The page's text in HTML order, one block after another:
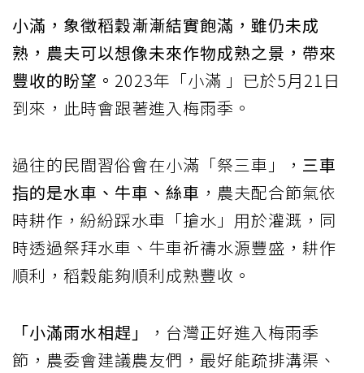
小滿，象徵稻穀漸漸結實飽滿，雖仍未成
熟，農夫可以想像未來作物成熟之景，帶來
豐收的盼望。 2023年「小滿 」已於5月21日
到來，此時會跟著進入梅雨季。
過往的民間習俗會在小滿「祭三車」， 三車
指的是水車、牛車、絲車 ，農夫配合節氣依
時耕作，紛紛踩水車「搶水」用於灌溉，同
時透過祭拜水車、牛車祈禱水源豐盛，耕作
順利，稻穀能夠順利成熟豐收。
「小滿雨水相趕」
，台灣正好進入梅雨季
節，農委會建議農友們，最好能疏排溝渠、